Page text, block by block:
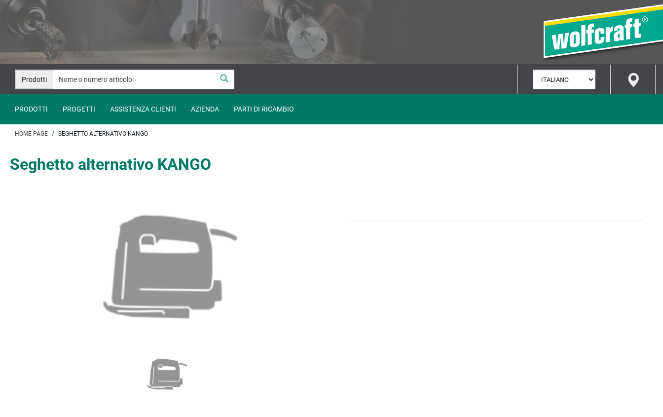
Salta
contenuto
Salta
navigazione
Prodotti
LINGUA
PRODOTTI PROGETTI ASSISTENZA CLIENTI AZIENDA PARTI DI RICAMBIO
HOME PAGE SEGHETTO ALTERNATIVO KANGO
Seghetto alternativo KANGO